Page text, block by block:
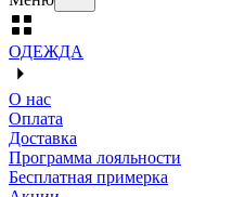
ОДЕЖДА
О нас
Оплата
Доставка
Программа лояльности
Бесплатная примерка